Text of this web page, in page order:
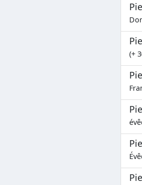
(+